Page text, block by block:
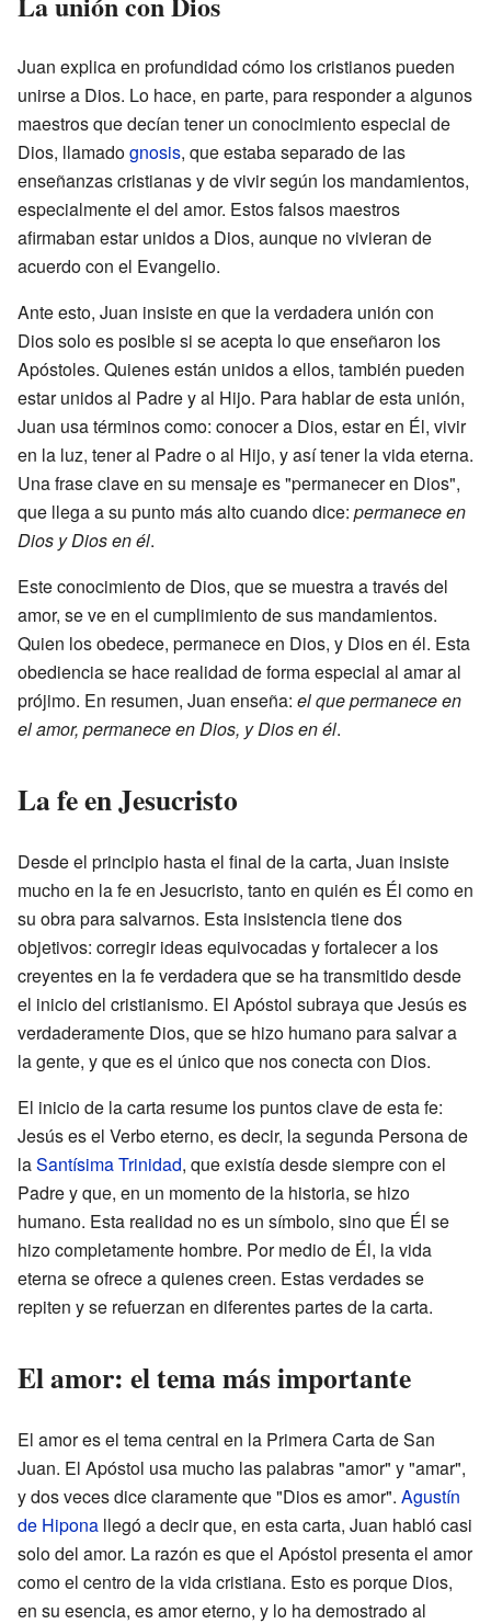
Juan explica en profundidad cómo los cristianos pueden
unirse a Dios. Lo hace, en parte, para responder a algunos
maestros que decían tener un conocimiento especial de
Dios, llamadognosis, que estaba separado de las
enseñanzas cristianas y de vivir según los mandamientos,
especialmente el del amor. Estos falsos maestros
afirmaban estar unidos a Dios, aunque no vivieran de
acuerdo con el Evangelio.
Ante esto, Juan insiste en que la verdadera unión con
Dios solo es posible si se acepta lo que enseñaron los
Apóstoles. Quienes están unidos a ellos, también pueden
estar unidos al Padre y al Hijo. Para hablar de esta unión,
Juan usa términos como: conocer a Dios, estar en Él, vivir
en la luz, tener al Padre o al Hijo, y así tener la vida eterna.
Una frase clave en su mensaje es "permanecer en Dios",
que llega a su punto más alto cuando dice: permanece en
Dios y Dios en él.
Este conocimiento de Dios, que se muestra a través del
amor, se ve en el cumplimiento de sus mandamientos.
Quien los obedece, permanece en Dios, y Dios en él. Esta
obediencia se hace realidad de forma especial al amar al
prójimo. En resumen, Juan enseña: el que permanece en
el amor, permanece en Dios, y Dios en él.
La fe en Jesucristo
Desde el principio hasta el final de la carta, Juan insiste
mucho en la fe en Jesucristo, tanto en quién es Él como en
su obra para salvarnos. Esta insistencia tiene dos
objetivos: corregir ideas equivocadas y fortalecer a los
creyentes en la fe verdadera que se ha transmitido desde
el inicio del cristianismo. El Apóstol subraya que Jesús es
verdaderamente Dios, que se hizo humano para salvar a
la gente, y que es el único que nos conecta con Dios.
El inicio de la carta resume los puntos clave de esta fe:
Jesús es el Verbo eterno, es decir, la segunda Persona de
laSantísima Trinidad, que existía desde siempre con el
Padre y que, en un momento de la historia, se hizo
humano. Esta realidad no es un símbolo, sino que Él se
hizo completamente hombre. Por medio de Él, la vida
eterna se ofrece a quienes creen. Estas verdades se
repiten y se refuerzan en diferentes partes de la carta.
El amor: el tema más importante
El amor es el tema central en la Primera Carta de San
Juan. El Apóstol usa mucho las palabras "amor" y "amar",
y dos veces dice claramente que "Dios es amor". Agustín
de Hipona llegó a decir que, en esta carta, Juan habló casi
solo del amor. La razón es que el Apóstol presenta el amor
como el centro de la vida cristiana. Esto es porque Dios,
en su esencia, es amor eterno, y lo ha demostrado al